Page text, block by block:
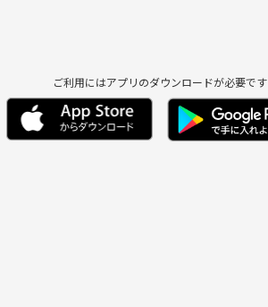
ご利用にはアプリのダウンロードが必要です